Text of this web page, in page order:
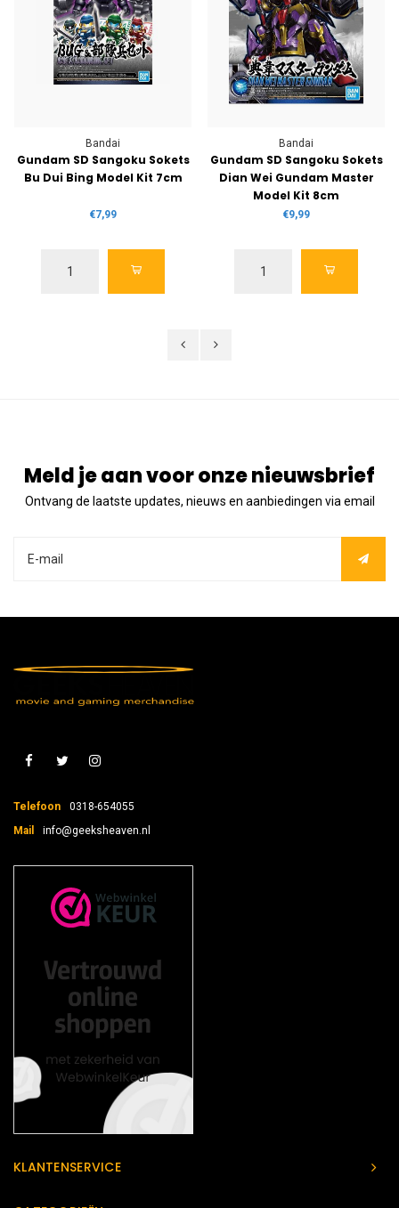
Bandai
Gundam SD Sangoku Sokets
Bu Dui Bing Model Kit 7cm
€7,99
Bandai
Gundam SD Sangoku Sokets
Dian Wei Gundam Master
Model Kit 8cm
€9,99
Meld je aan voor onze nieuwsbrief
Ontvang de laatste updates, nieuws en aanbiedingen via email
Telefoon
0318-654055
Mail
info@geeksheaven.nl
KLANTENSERVICE